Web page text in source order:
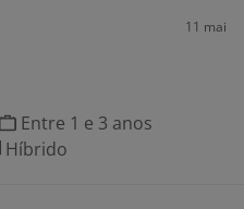
11 mai
Entre 1 e 3 anos
Híbrido